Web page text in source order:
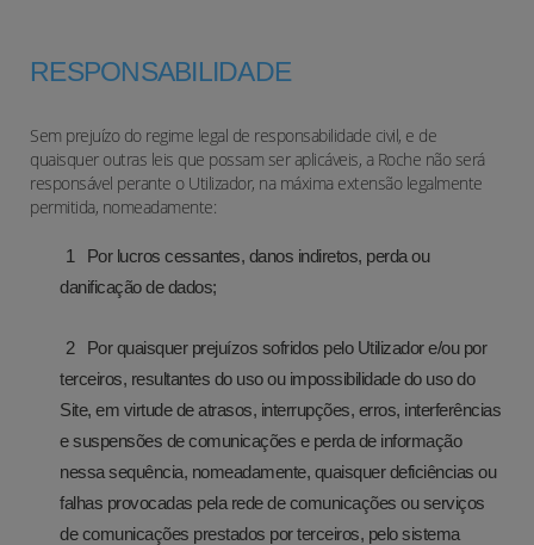
RESPONSABILIDADE
Sem prejuízo do regime legal de responsabilidade civil, e de
quaisquer outras leis que possam ser aplicáveis, a Roche não será
responsável perante o Utilizador, na máxima extensão legalmente
permitida, nomeadamente:
Por lucros cessantes, danos indiretos, perda ou
danificação de dados;
Por quaisquer prejuízos sofridos pelo Utilizador e/ou por
terceiros, resultantes do uso ou impossibilidade do uso do
Site, em virtude de atrasos, interrupções, erros, interferências
e suspensões de comunicações e perda de informação
nessa sequência, nomeadamente, quaisquer deficiências ou
falhas provocadas pela rede de comunicações ou serviços
de comunicações prestados por terceiros, pelo sistema